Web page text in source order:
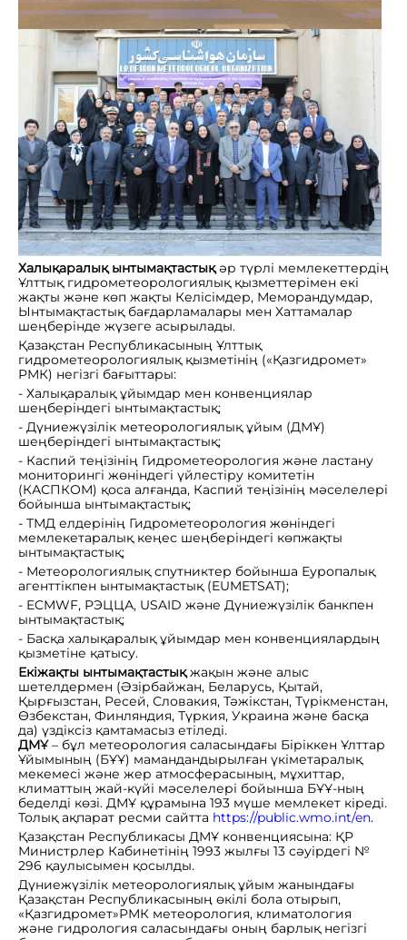
Халықаралық ынтымақтастықәр түрлі мемлекеттердің
Ұлттық гидрометеорологиялық қызметтерімен екі
жақты және көп жақты Келісімдер, Меморандумдар,
Ынтымақтастық бағдарламалары мен Хаттамалар
шеңберінде жүзеге асырылады.
Қазақстан Республикасының Ұлттық
гидрометеорологиялық қызметінің («Қазгидромет»
РМК) негізгі бағыттары:
- Халықаралық ұйымдар мен конвенциялар
шеңберіндегі ынтымақтастық;
- Дүниежүзілік метеорологиялық ұйым (ДМҰ)
шеңберіндегі ынтымақтастық;
- Каспий теңізінің Гидрометеорология және ластану
мониторингі жөніндегі үйлестіру комитетін
(КАСПКОМ) қоса алғанда, Каспий теңізінің мәселелері
бойынша ынтымақтастық;
- ТМД елдерінің Гидрометеорология жөніндегі
мемлекетаралық кеңес шеңберіндегі көпжақты
ынтымақтастық;
- Метеорологиялық спутниктер бойынша Еуропалық
агенттікпен ынтымақтастық (EUMETSAT);
- ECMWF, РЭЦЦА, USAID және Дүниежүзілік банкпен
ынтымақтастық;
- Басқа халықаралық ұйымдар мен конвенциялардың
қызметіне қатысу.
Екіжақты ынтымақтастықжақын және алыс
шетелдермен (Әзірбайжан, Беларусь, Қытай,
Қырғызстан, Ресей, Словакия, Тәжікстан, Түрікменстан,
Өзбекстан, Финляндия, Түркия, Украина және басқа
да) үздіксіз қамтамасыз етіледі.
ДМҰ– бұл метеорология саласындағы Біріккен Ұлттар
Ұйымының (БҰҰ) мамандандырылған үкіметаралық
мекемесі және жер атмосферасының, мұхиттар,
климаттың жай-күйі мәселелері бойынша БҰҰ-ның
беделді көзі. ДМҰ құрамына 193 мүше мемлекет кіреді.
Толық ақпарат ресми сайтта https://public.wmo.int/en.
Қазақстан Республикасы ДМҰ конвенциясына: ҚР
Министрлер Кабинетінің 1993 жылғы 13 сәуірдегі №
296 қаулысымен қосылды.
Дүниежүзілік метеорологиялық ұйым жанындағы
Қазақстан Республикасының өкілі бола отырып,
«Қазгидромет»РМК метеорология, климатология
және гидрология саласындағы оның барлық негізгі